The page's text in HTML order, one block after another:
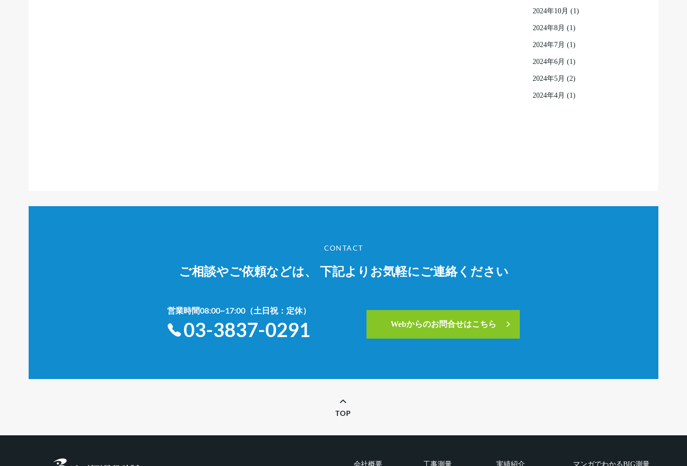
2024年10月 (1)
2024年8月 (1)
2024年7月 (1)
2024年6月 (1)
2024年5月 (2)
2024年4月 (1)
CONTACT
ご相談やご依頼などは、 下記よりお気軽にご連絡ください
営業時間08:00~17:00（土日祝：定休）
03-3837-0291 Webからのお問合せはこちら
TOP
会社概要 工事測量 実績紹介 マンガでわかるBIG測量